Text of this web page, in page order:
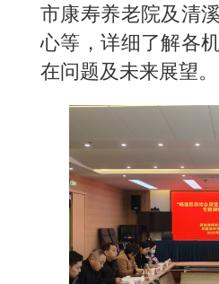
市康寿养老院及清
心等，详细了解各
在问题及未来展望。